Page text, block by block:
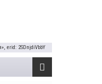
erid: 2SDnjdiVbbY